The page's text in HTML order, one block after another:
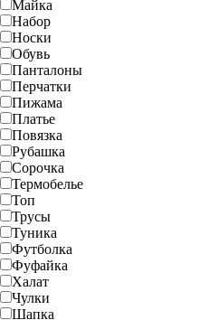
Майка
Набор
Носки
Обувь
Панталоны
Перчатки
Пижама
Платье
Повязка
Рубашка
Сорочка
Термобелье
Топ
Трусы
Туника
Футболка
Фуфайка
Халат
Чулки
Шапка